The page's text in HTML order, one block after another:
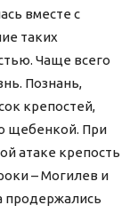
вместе с
таких
Чаще всего
Познань,
крепостей,
щебенкой. При
атаке крепость
– Могилев и
продержались